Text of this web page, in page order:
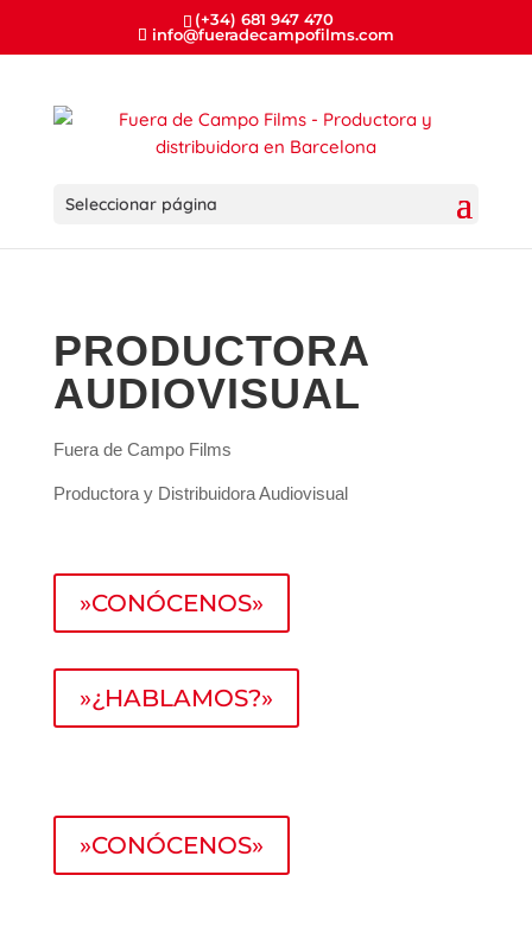
(+34) 681 947 470
info@fueradecampofilms.com
Seleccionar página
PRODUCTORA
AUDIOVISUAL
Fuera de Campo Films
Productora y Distribuidora Audiovisual
»CONÓCENOS»
»¿HABLAMOS?»
»CONÓCENOS»